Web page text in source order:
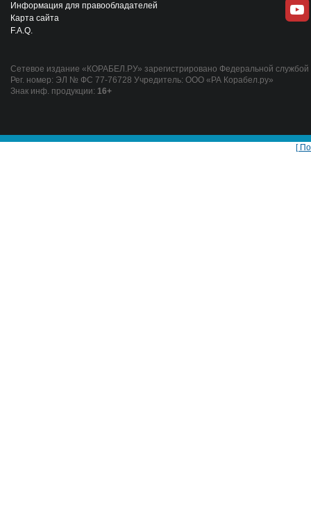
Информация для правообладателей
Карта сайта
F.A.Q.
Сетевое издание «КОРАБЕЛ.РУ» зарегистрировано Федеральной
Рег. номер: ЭЛ № ФС 77-76728 Учредитель: ООО «РА Корабел.ру»
Знак инф. продукции: 16+
[